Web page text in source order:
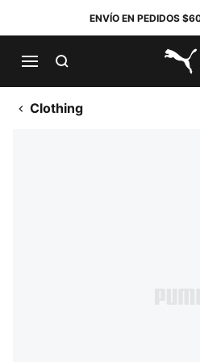
ENVÍO EN PEDIDOS
Clothing